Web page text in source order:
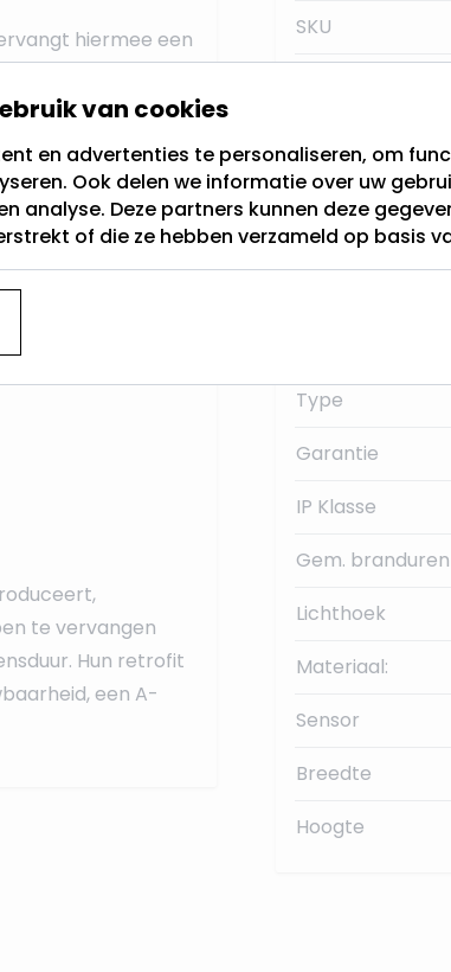
hiermee een
2700Kelvin
Dit is de
E27 LED
te vervangen
Hun retrofit
een A-
SKU
Lichtkleur
Dimbaar
Type
Garantie
IP Klasse
Gem. branduren
Lichthoek
Materiaal:
Sensor
Breedte
Hoogte
van cookies
en advertenties te personaliseren, om
Ook delen we informatie over uw
analyse. Deze partners kunnen deze
of die ze hebben verzameld op basis